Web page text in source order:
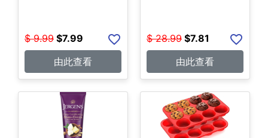
$ 9.99 $7.99
由此查看
$ 28.99 $7.81
由此查看